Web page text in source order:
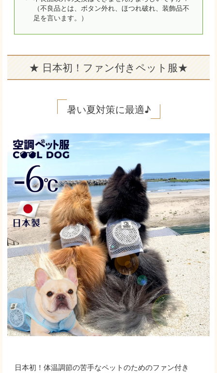
（不良品とは、ボタン外れ、ほつれ破れ、装飾品不
足を言います。）
★ 日本初！ファン付きペット服★
暑い夏対策に最適♪
日本初！体温調節の苦手なペットのためのファン付き